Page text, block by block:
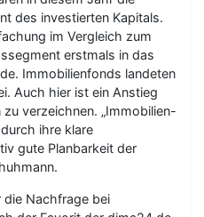
des investierten Kapitals.
im Vergleich zum
erstmals in das
Immobilienfonds landeten
Auch hier ist ein Anstieg
verzeichnen. „Immobilien-
ihre klare
gute Planbarkeit der
die Nachfrage bei